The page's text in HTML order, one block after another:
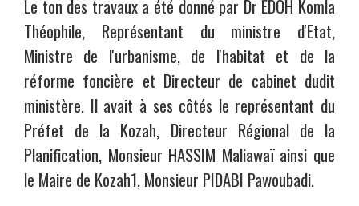
Le ton des travaux a été donné par Dr EDOH Komla
Théophile, Représentant du ministre d'Etat,
Ministre de l'urbanisme, de l'habitat et de la
réforme foncière et Directeur de cabinet dudit
ministère. Il avait à ses côtés le représentant du
Préfet de la Kozah, Directeur Régional de la
Planification, Monsieur HASSIM Maliawaï ainsi que
le Maire de Kozah1, Monsieur PIDABI Pawoubadi.